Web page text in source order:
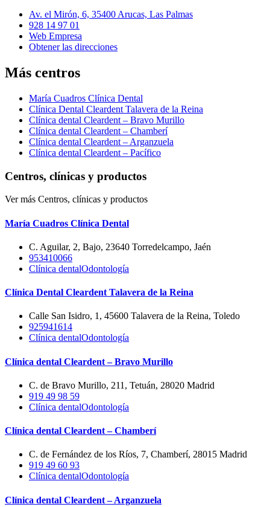
Av. el Mirón, 6, 35400 Arucas, Las Palmas
928 14 97 01
Web Empresa
Obtener las direcciones
Más centros
María Cuadros Clínica Dental
Clínica Dental Cleardent Talavera de la Reina
Clínica dental Cleardent – Bravo Murillo
Clínica dental Cleardent – Chamberí
Clínica dental Cleardent – Arganzuela
Clínica dental Cleardent – Pacífico
Centros, clínicas y productos
Ver más Centros, clínicas y productos
María Cuadros Clínica Dental
C. Aguilar, 2, Bajo, 23640 Torredelcampo, Jaén
953410066
Clínica dentalOdontología
Clínica Dental Cleardent Talavera de la Reina
Calle San Isidro, 1, 45600 Talavera de la Reina, Toledo
925941614
Clínica dentalOdontología
Clínica dental Cleardent – Bravo Murillo
C. de Bravo Murillo, 211, Tetuán, 28020 Madrid
919 49 98 59
Clínica dentalOdontología
Clínica dental Cleardent – Chamberí
C. de Fernández de los Ríos, 7, Chamberí, 28015 Madrid
919 49 60 93
Clínica dentalOdontología
Clínica dental Cleardent – Arganzuela